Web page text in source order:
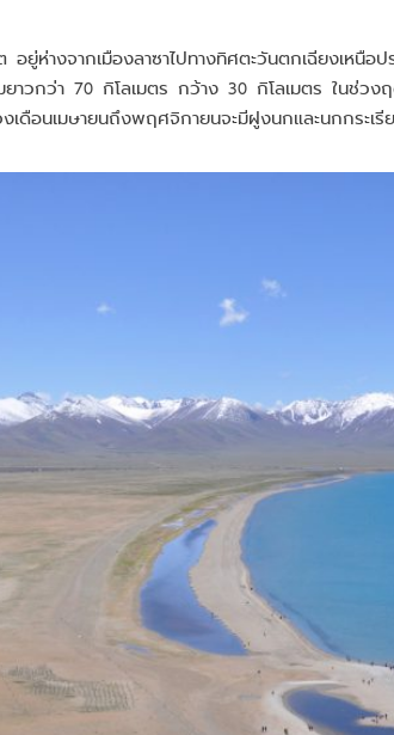
อยู่ห่างจากเมืองลาซาไปทางทิศตะวันตกเฉียงเห
าวกว่า 70 กิโลเมตร กว้าง 30 กิโลเมตร ในช่วงฤ
เดือนเมษายนถึงพฤศจิกายนจะมีฝูงนกและนกกระ